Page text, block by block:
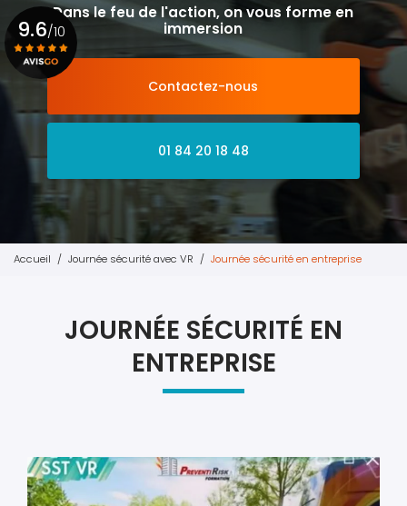
Dans le feu de l'action, on vous forme en
immersion
Contactez-nous
01 84 20 18 48
9.6/10
Voir le certificat
Accueil Journée sécurité avec VR Journée sécurité en entreprise
JOURNÉE SÉCURITÉ EN
ENTREPRISE